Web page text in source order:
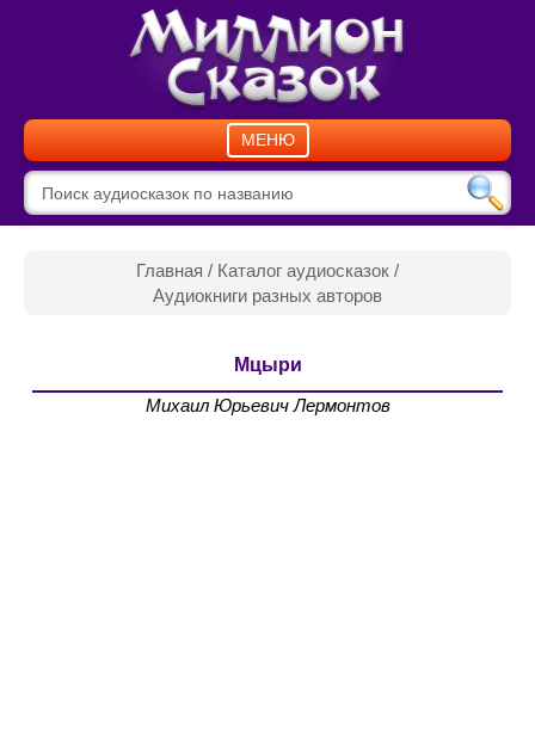
МЕНЮ
Главная / Каталог аудиосказок /
Аудиокниги разных авторов
Мцыри
Михаил Юрьевич Лермонтов